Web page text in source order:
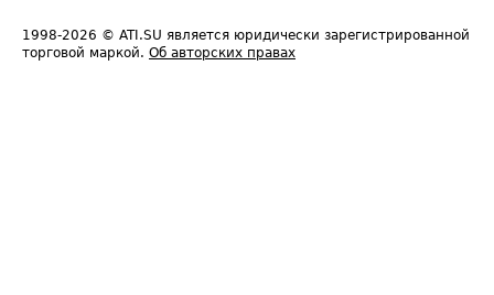
1998-2026 © ATI.SU является юридически зарегистрированной
торговой маркой. Об авторских правах